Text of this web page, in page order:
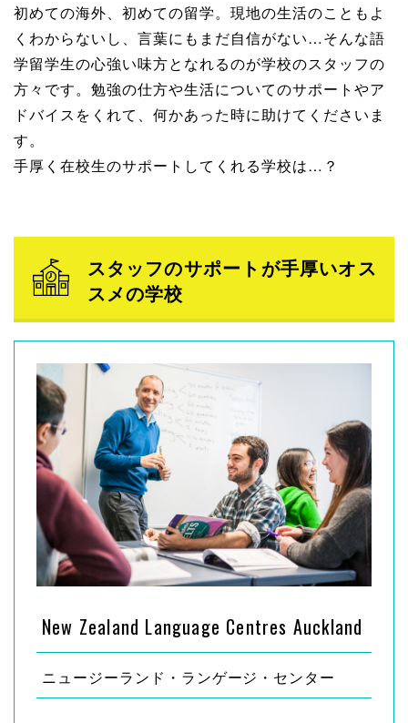
初めての海外、初めての留学。現地の生活のこともよ
くわからないし、言葉にもまだ自信がない…そんな語
学留学生の心強い味方となれるのが学校のスタッフの
方々です。勉強の仕方や生活についてのサポートやア
ドバイスをくれて、何かあった時に助けてくださいま
す。
手厚く在校生のサポートしてくれる学校は…？
スタッフのサポートが手厚いオス
スメの学校
New Zealand Language Centres Auckland
ニュージーランド・ランゲージ・センター